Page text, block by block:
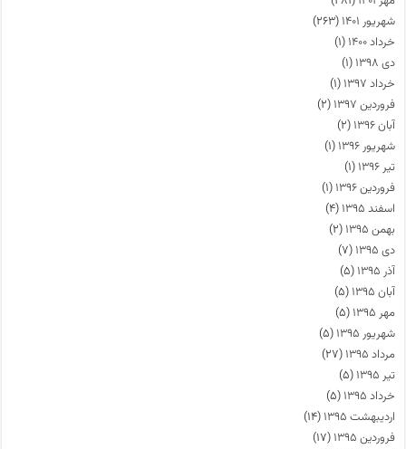
شهریور ۱۴۰۱
(۲۶۳)
خرداد ۱۴۰۰
(۱)
دی ۱۳۹۸
(۱)
خرداد ۱۳۹۷
(۱)
فروردین ۱۳۹۷
(۲)
آبان ۱۳۹۶
(۲)
شهریور ۱۳۹۶
(۱)
تیر ۱۳۹۶
(۱)
فروردین ۱۳۹۶
(۱)
اسفند ۱۳۹۵
(۴)
بهمن ۱۳۹۵
(۲)
دی ۱۳۹۵
(۷)
آذر ۱۳۹۵
(۵)
آبان ۱۳۹۵
(۵)
مهر ۱۳۹۵
(۵)
شهریور ۱۳۹۵
(۵)
مرداد ۱۳۹۵
(۲۷)
تیر ۱۳۹۵
(۵)
خرداد ۱۳۹۵
(۵)
اردیبهشت ۱۳۹۵
(۱۴)
فروردین ۱۳۹۵
(۱۷)